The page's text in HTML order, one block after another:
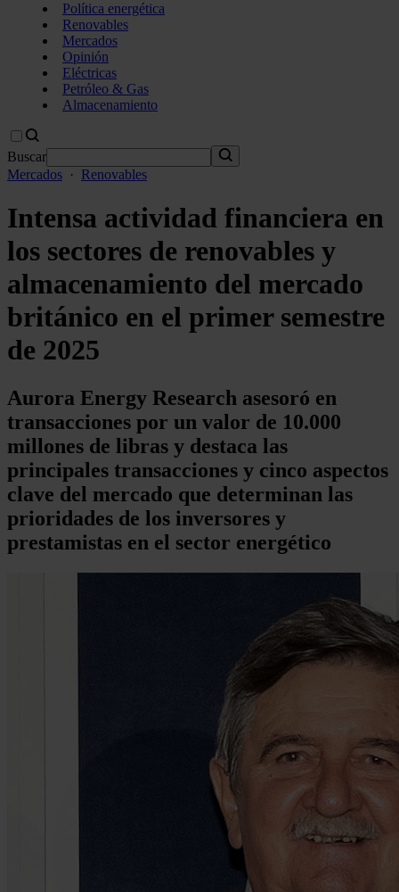
Política energética
Renovables
Mercados
Opinión
Eléctricas
Petróleo & Gas
Almacenamiento
Buscar
Mercados · Renovables
Intensa actividad financiera en
los sectores de renovables y
almacenamiento del mercado
británico en el primer semestre
de 2025
Aurora Energy Research asesoró en
transacciones por un valor de 10.000
millones de libras y destaca las
principales transacciones y cinco aspectos
clave del mercado que determinan las
prioridades de los inversores y
prestamistas en el sector energético